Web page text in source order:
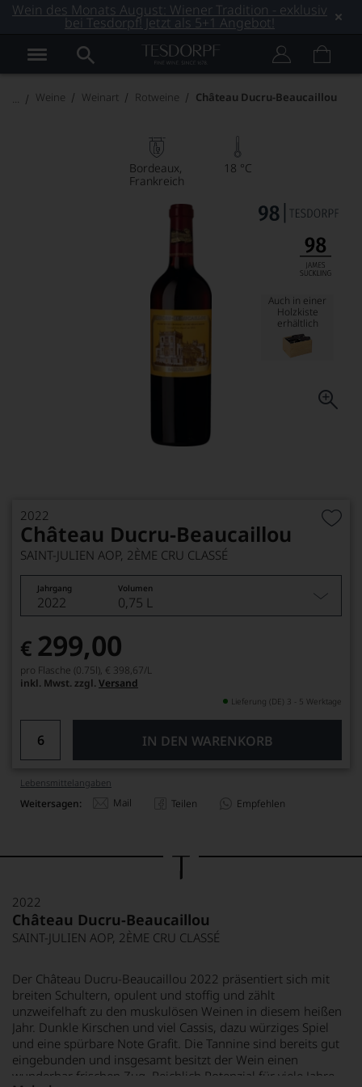
Wein des Monats August: Wiener Tradition - exklusiv
bei Tesdorpf! Jetzt als 5+1 Angebot!
Weine Weinart Rotweine Château Ducru-Beaucaillou
Bordeaux
Frankreich
18 °C
Auch in einer
Holzkiste
erhältlich
2022
Château Ducru-Beaucaillou
SAINT-JULIEN AOP, 2ÈME CRU CLASSÉ
Jahrgang Volumen
2022 0,75 L
€ 299,00
pro Flasche (0.75l), € 398,67/L
inkl. Mwst. zzgl. Versand
Lieferung (DE) 3 - 5 Werktage
IN DEN WARENKORB
Lebensmittel­angaben
Weitersagen: Mail Teilen Empfehlen
2022
Château Ducru-Beaucaillou
SAINT-JULIEN AOP, 2ÈME CRU CLASSÉ
Der Château Ducru-Beaucaillou 2022 präsentiert sich mit
breiten Schultern, opulent und stoffig und zählt
unzweifelhaft zu den muskulösen Weinen in diesem heißen
Jahr. Dunkle Kirschen und viel Cassis, dazu würziges Spiel
und eine spürbare Note Grafit. Die Tannine sind bereits gut
eingebunden und insgesamt besitzt der Wein einen
wunderbar frischen Zug. Reichlich Potenzial für viele Jahre.